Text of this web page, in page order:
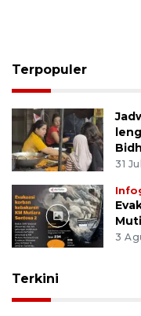
Terpopuler
31
3
Terkini